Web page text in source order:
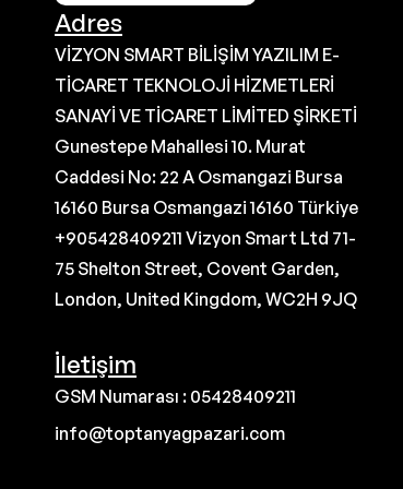
Adres
VİZYON SMART BİLİŞİM YAZILIM E-
TİCARET TEKNOLOJİ HİZMETLERİ
SANAYİ VE TİCARET LİMİTED ŞİRKETİ
Gunestepe Mahallesi 10. Murat
Caddesi No: 22 A Osmangazi Bursa
16160 Bursa Osmangazi 16160 Türkiye
+905428409211 Vizyon Smart Ltd 71-
75 Shelton Street, Covent Garden,
London, United Kingdom, WC2H 9JQ
İletişim
GSM Numarası : 05428409211
info@toptanyagpazari.com